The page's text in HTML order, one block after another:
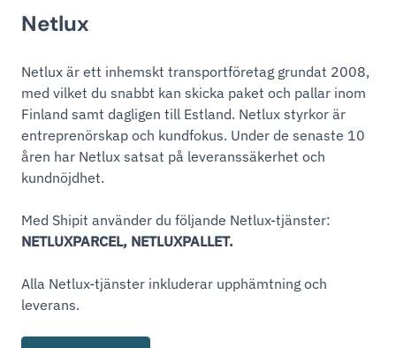
Netlux
Netlux är ett inhemskt transportföretag grundat 2008,
med vilket du snabbt kan skicka paket och pallar inom
Finland samt dagligen till Estland. Netlux styrkor är
entreprenörskap och kundfokus. Under de senaste 10
åren har Netlux satsat på leveranssäkerhet och
kundnöjdhet.
Med Shipit använder du följande Netlux-tjänster:
NETLUXPARCEL, NETLUXPALLET.
Alla Netlux-tjänster inkluderar upphämtning och
leverans.